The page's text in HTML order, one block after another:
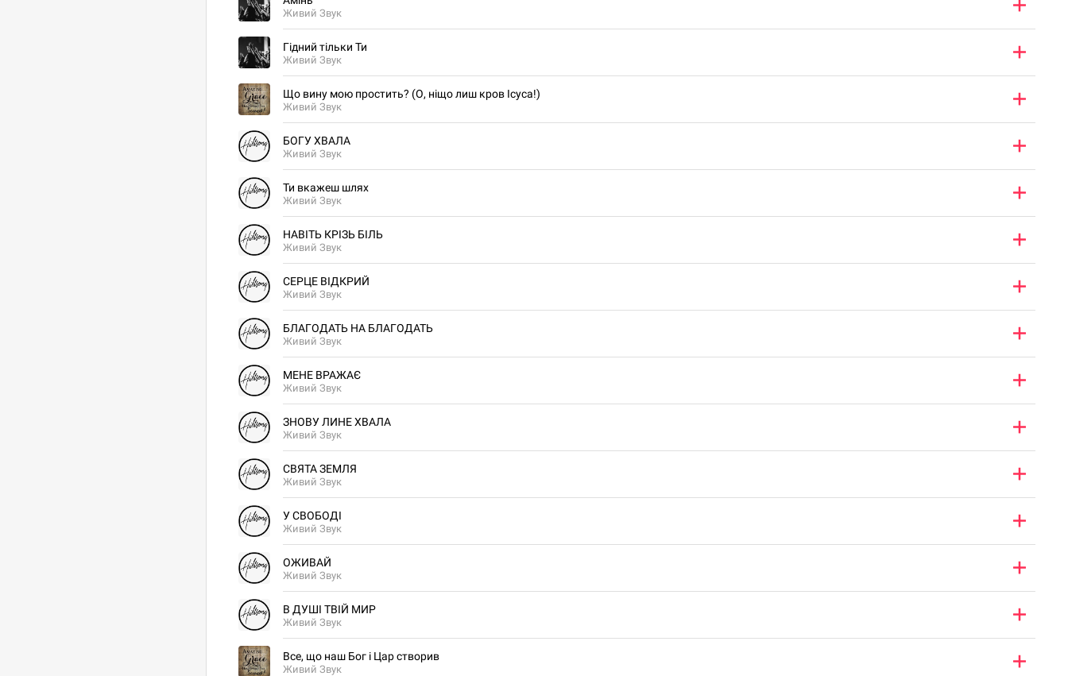
Живий Звук
Гідний тільки Ти
Живий Звук
Що вину мою простить? (О, ніщо лиш кров Ісуса!)
Живий Звук
БОГУ ХВАЛА
Живий Звук
Ти вкажеш шлях
Живий Звук
НАВІТЬ КРІЗЬ БІЛЬ
Живий Звук
СЕРЦЕ ВІДКРИЙ
Живий Звук
БЛАГОДАТЬ НА БЛАГОДАТЬ
Живий Звук
МЕНЕ ВРАЖАЄ
Живий Звук
ЗНОВУ ЛИНЕ ХВАЛА
Живий Звук
СВЯТА ЗЕМЛЯ
Живий Звук
У СВОБОДІ
Живий Звук
ОЖИВАЙ
Живий Звук
В ДУШІ ТВІЙ МИР
Живий Звук
Все, що наш Бог і Цар створив
Живий Звук